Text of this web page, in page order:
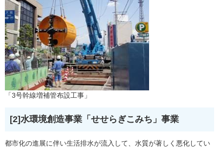
「3号幹線増補管布設工事」
[2]水環境創造事業「せせらぎこみち」事業
都市化の進展に伴い生活排水が流入して、水質が著しく悪化してい